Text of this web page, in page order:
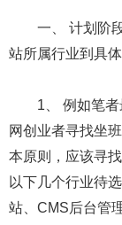
一、 计划阶段
站所属行业到具
1、 例如笔者
网创业者寻找坐
本原则，应该寻
以下几个行业待
站、CMS后台管